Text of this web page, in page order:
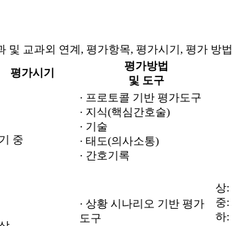
교과외 연계, 평가항목, 평가시기, 평가 방
평가시기
평가방법
및 도구
· 프로토콜 기반 평가도구
· 지식(핵심간호술)
· 기술
· 태도(의사소통)
· 간호기록
상:
중:
하:
중
· 상황 시나리오 기반 평가
도구